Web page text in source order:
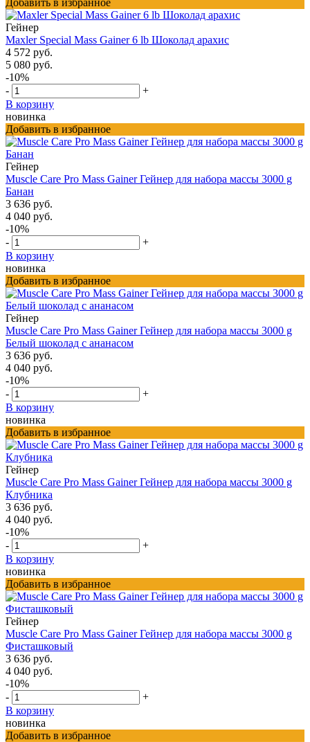
Гейнер
Maxler Special Mass Gainer 6 lb Шоколад арахис
4 572 руб.
5 080 руб.
-10%
-
+
В корзину
новинка
Добавить в избранное
Гейнер
Muscle Care Pro Mass Gainer Гейнер для набора массы 3000 g
Банан
3 636 руб.
4 040 руб.
-10%
-
+
В корзину
новинка
Добавить в избранное
Гейнер
Muscle Care Pro Mass Gainer Гейнер для набора массы 3000 g
Белый шоколад с ананасом
3 636 руб.
4 040 руб.
-10%
-
+
В корзину
новинка
Добавить в избранное
Гейнер
Muscle Care Pro Mass Gainer Гейнер для набора массы 3000 g
Клубника
3 636 руб.
4 040 руб.
-10%
-
+
В корзину
новинка
Добавить в избранное
Гейнер
Muscle Care Pro Mass Gainer Гейнер для набора массы 3000 g
Фисташковый
3 636 руб.
4 040 руб.
-10%
-
+
В корзину
новинка
Добавить в избранное